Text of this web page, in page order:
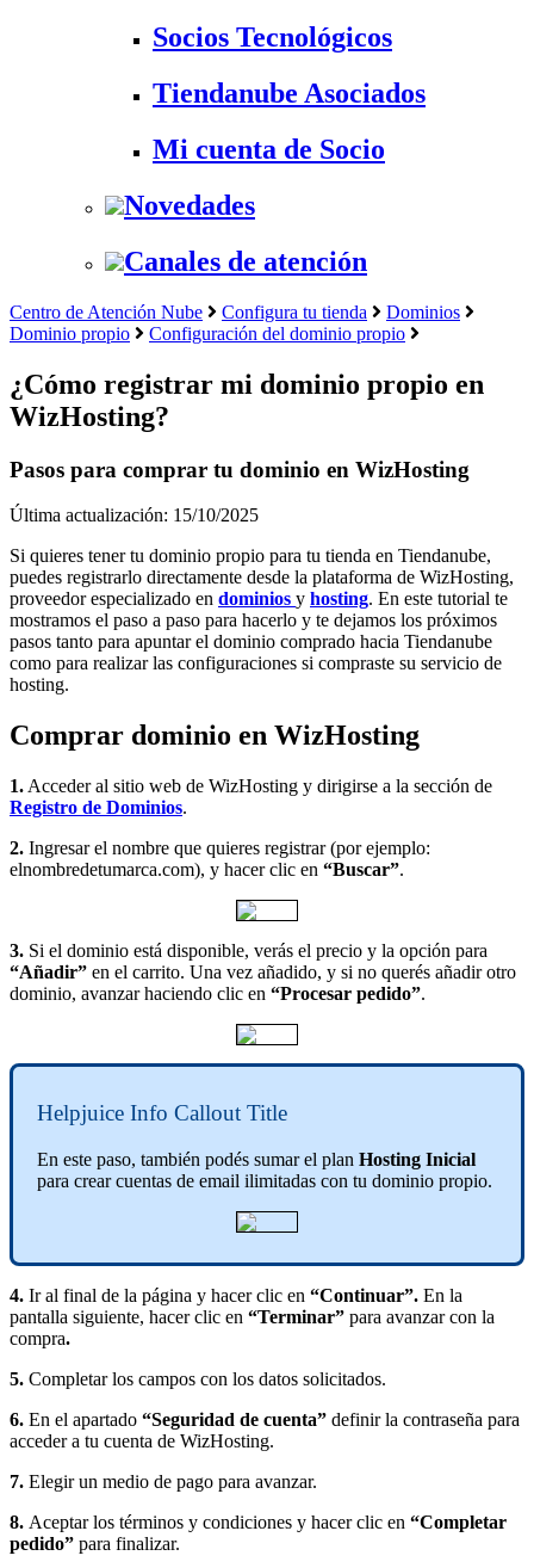
Socios Tecnológicos
Tiendanube Asociados
Mi cuenta de Socio
Novedades
Canales de atención
Centro de Atención Nube Configura tu tienda
Dominios
Dominio propio
Configuración del dominio propio
¿Cómo registrar mi dominio propio en
WizHosting?
Pasos para comprar tu dominio en WizHosting
Última actualización: 15/10/2025
Si quieres tener tu dominio propio para tu tienda en Tiendanube,
puedes registrarlo directamente desde la plataforma de WizHosting,
proveedor especializado en dominios y hosting. En este tutorial te
mostramos el paso a paso para hacerlo y te dejamos los próximos
pasos tanto para apuntar el dominio comprado hacia Tiendanube
como para realizar las configuraciones si compraste su servicio de
hosting.
Comprar dominio en WizHosting
1. Acceder al sitio web de WizHosting y dirigirse a la sección de
Registro de Dominios.
2. Ingresar el nombre que quieres registrar (por ejemplo:
elnombredetumarca.com), y hacer clic en “Buscar”.
3. Si el dominio está disponible, verás el precio y la opción para
“Añadir” en el carrito. Una vez añadido, y si no querés añadir otro
dominio, avanzar haciendo clic en “Procesar pedido”.
Helpjuice Info Callout Title
En este paso, también podés sumar el plan Hosting Inicial
para crear cuentas de email ilimitadas con tu dominio propio.
4. Ir al final de la página y hacer clic en “Continuar”. En la
pantalla siguiente, hacer clic en “Terminar” para avanzar con la
compra.
5. Completar los campos con los datos solicitados.
6. En el apartado “Seguridad de cuenta” definir la contraseña para
acceder a tu cuenta de WizHosting.
7. Elegir un medio de pago para avanzar.
8. Aceptar los términos y condiciones y hacer clic en “Completar
pedido” para finalizar.